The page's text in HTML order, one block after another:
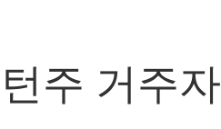
주 거주